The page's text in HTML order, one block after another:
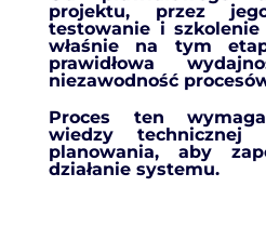
projektu, przez
testowanie i
właśnie na tym
prawidłowa
niezawodność
Proces ten
wiedzy technicznej
planowania, aby
działanie systemu.